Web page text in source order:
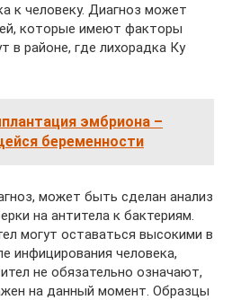
к человеку. Диагноз может
которые имеют факторы
в районе, где лихорадка Ку
эмбриона –
беременности
может быть сделан анализ
на антитела к бактериям.
могут оставаться высокими в
инфицирования человека,
не обязательно означают,
на данный момент. Образцы